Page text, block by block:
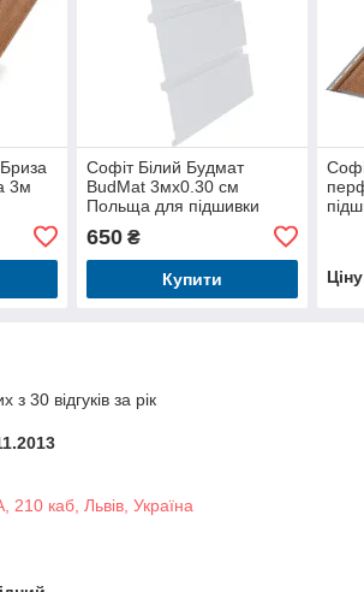
3м
Софіт Білий Будмат
BudMat 3мх0.30 см
Польща для підшивки
650₴
Купити
з 30 відгуків за рік
каб, Львів, Україна